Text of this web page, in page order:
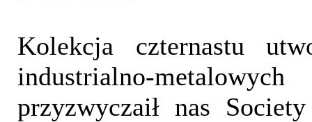
Kolekcja czternastu
industrialno-
przyzwyczaił nas